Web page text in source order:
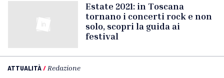
Estate 2021: in Toscana
tornano i concerti rock e non
solo, scopri la guida ai
festival
ATTUALITÀ/ Redazione